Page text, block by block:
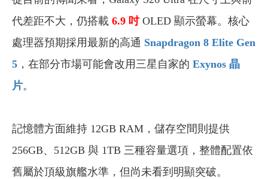
代差距不大，仍搭載 6.9 吋 OLED 顯示螢幕。核心
處理器預期採用最新的高通 Snapdragon 8 Elite Gen
5 ，在部分市場可能會改用三星自家的 Exynos 晶
片。
記憶體方面維持 12GB RAM，儲存空間則提供
256GB、512GB 與 1TB 三種容量選項，整體配置依
舊屬於頂級旗艦水準，但尚未看到明顯突破。